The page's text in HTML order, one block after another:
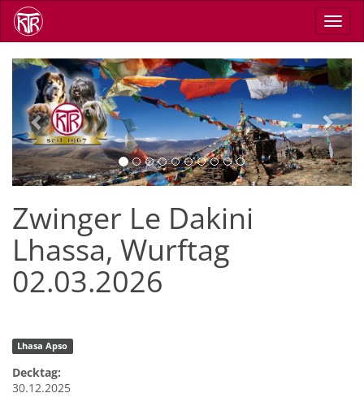
Direkt
zum
Inhalt
Previous Next
Zwinger Le Dakini
Lhassa, Wurftag
02.03.2026
Lhasa Apso
Decktag:
30.12.2025